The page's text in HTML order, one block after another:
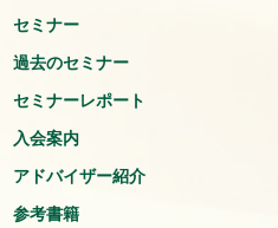
セミナー
過去のセミナー
セミナーレポート
入会案内
アドバイザー紹介
参考書籍